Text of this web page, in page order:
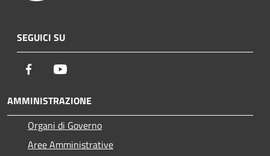
SEGUICI SU
Facebook
AMMINISTRAZIONE
Organi di Governo
Aree Amministrative